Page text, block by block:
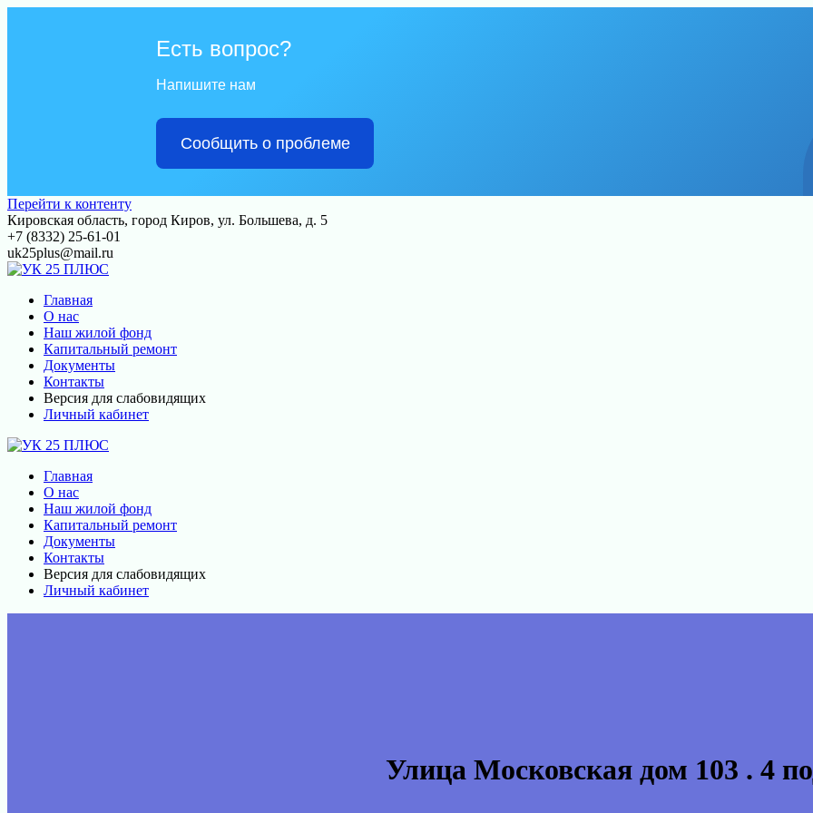
Есть вопрос?
Напишите нам
Сообщить о проблеме
Перейти к контенту
Кировская область, город Киров, ул. Большева, д. 5
+7 (8332) 25-61-01
uk25plus@mail.ru
Главная
О нас
Наш жилой фонд
Капитальный ремонт
Документы
Контакты
Версия для слабовидящих
Личный кабинет
Главная
О нас
Наш жилой фонд
Капитальный ремонт
Документы
Контакты
Версия для слабовидящих
Личный кабинет
Улица Московская дом 103 . 4